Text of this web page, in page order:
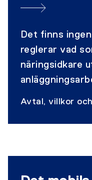
Det finns
reglerar vad
näringsidkare
möjligt.
Avtal, villkor